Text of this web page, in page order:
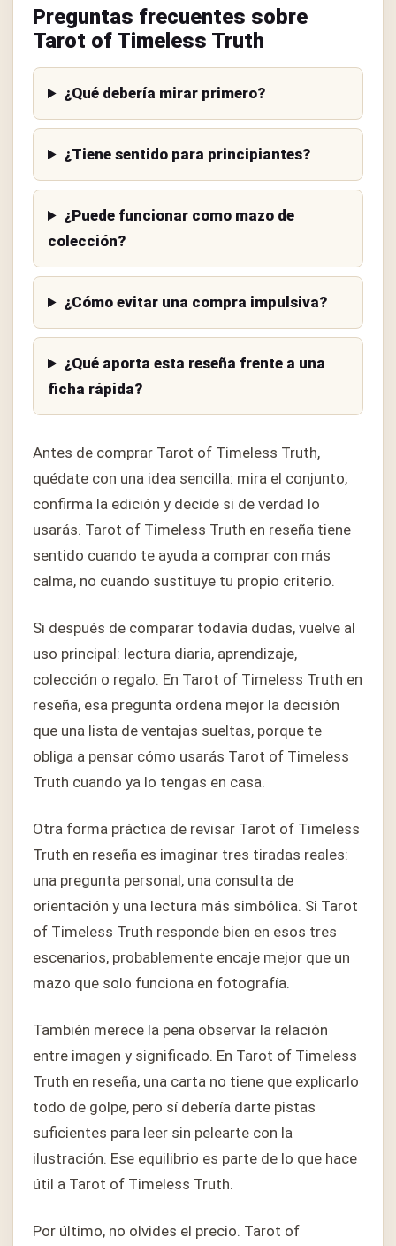
Preguntas frecuentes sobre
Tarot of Timeless Truth
¿Qué debería mirar primero?
¿Tiene sentido para principiantes?
¿Puede funcionar como mazo de
colección?
¿Cómo evitar una compra impulsiva?
¿Qué aporta esta reseña frente a una
ficha rápida?
Antes de comprar Tarot of Timeless Truth,
quédate con una idea sencilla: mira el conjunto,
confirma la edición y decide si de verdad lo
usarás. Tarot of Timeless Truth en reseña tiene
sentido cuando te ayuda a comprar con más
calma, no cuando sustituye tu propio criterio.
Si después de comparar todavía dudas, vuelve al
uso principal: lectura diaria, aprendizaje,
colección o regalo. En Tarot of Timeless Truth en
reseña, esa pregunta ordena mejor la decisión
que una lista de ventajas sueltas, porque te
obliga a pensar cómo usarás Tarot of Timeless
Truth cuando ya lo tengas en casa.
Otra forma práctica de revisar Tarot of Timeless
Truth en reseña es imaginar tres tiradas reales:
una pregunta personal, una consulta de
orientación y una lectura más simbólica. Si Tarot
of Timeless Truth responde bien en esos tres
escenarios, probablemente encaje mejor que un
mazo que solo funciona en fotografía.
También merece la pena observar la relación
entre imagen y significado. En Tarot of Timeless
Truth en reseña, una carta no tiene que explicarlo
todo de golpe, pero sí debería darte pistas
suficientes para leer sin pelearte con la
ilustración. Ese equilibrio es parte de lo que hace
útil a Tarot of Timeless Truth.
Por último, no olvides el precio. Tarot of